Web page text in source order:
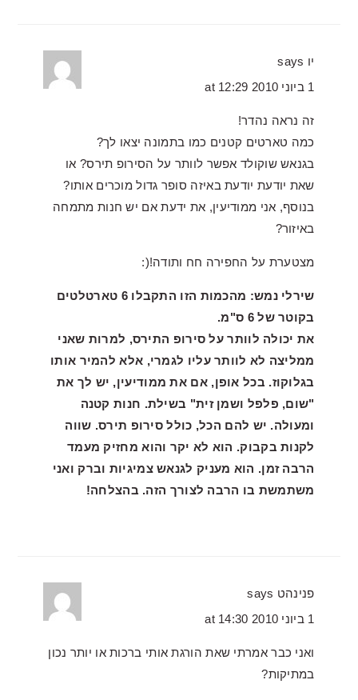
יו says
1 ביוני 2010 at 12:29
זה נראה נהדר!
כמה טארטים קטנים כמו בתמונה יצאו לך?
בגנאש שוקולד אפשר לוותר על הסירופ תירס? או
שאת יודעת יודעת באיזה סופר גדול מוכרים אותו?
בנוסף, אני ממודיעין, את ידעת אם יש חנות מתמחה
באיזור?
מצטערת על החפירה חח ותודה!(:
שירלי נמש: מהכמות הזו התקבלו 6 טארטלטים
בקוטר של 6 ס"מ.
את יכולה לוותר על סירופ התירס, למרות שאני
ממליצה לא לוותר עליו לגמרי, אלא להמיר אותו
בגלוקוז. בכל אופן, אם את ממודיעין, יש לך את
"שום, פלפל ושמן זית" בשילת. חנות קטנה
ומעולה. יש להם הכל, כולל סירופ תירס. שווה
לקנות בקבוק. הוא לא יקר והוא מחזיק מעמד
הרבה זמן. הוא מעניק לגנאש צמיגיות וברק ואני
משתמשת בו הרבה לצורך הזה. בהצלחה!
פנינהט says
1 ביוני 2010 at 14:30
ואני כבר אמרתי שאת הורגת אותי ברכות או יותר נכון
במתיקות?